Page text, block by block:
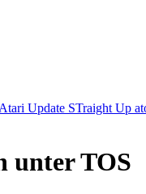
Atari Update STraight Up
unter TOS